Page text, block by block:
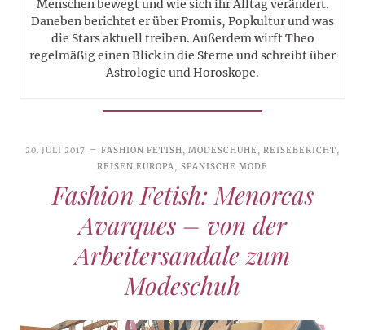
Menschen bewegt und wie sich ihr Alltag verändert.
Daneben berichtet er über Promis, Popkultur und was
die Stars aktuell treiben. Außerdem wirft Theo
regelmäßig einen Blick in die Sterne und schreibt über
Astrologie und Horoskope.
20. JULI 2017 FASHION FETISH, MODESCHUHE,REISEBERICHT,
REISEN EUROPA, SPANISCHE MODE
Fashion Fetish: Menorcas
Avarques – von der
Arbeitersandale zum
Modeschuh